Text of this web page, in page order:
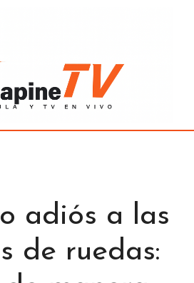
adiós a las
de ruedas: